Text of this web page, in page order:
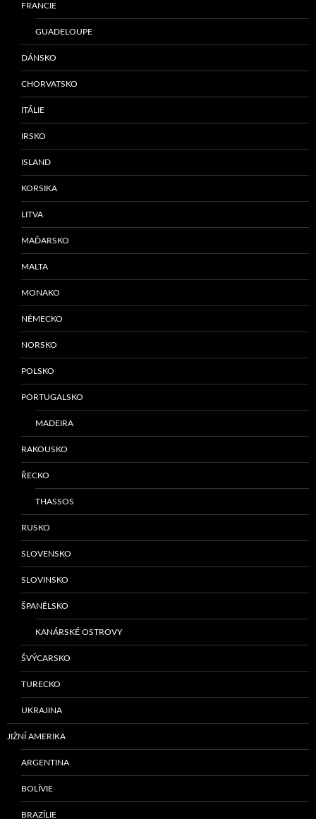
FRANCIE
GUADELOUPE
DÁNSKO
CHORVATSKO
ITÁLIE
IRSKO
ISLAND
KORSIKA
LITVA
MAĎARSKO
MALTA
MONAKO
NĚMECKO
NORSKO
POLSKO
PORTUGALSKO
MADEIRA
RAKOUSKO
ŘECKO
THASSOS
RUSKO
SLOVENSKO
SLOVINSKO
ŠPANĚLSKO
KANÁRSKÉ OSTROVY
ŠVÝCARSKO
TURECKO
UKRAJINA
JIŽNÍ AMERIKA
ARGENTINA
BOLÍVIE
BRAZÍLIE